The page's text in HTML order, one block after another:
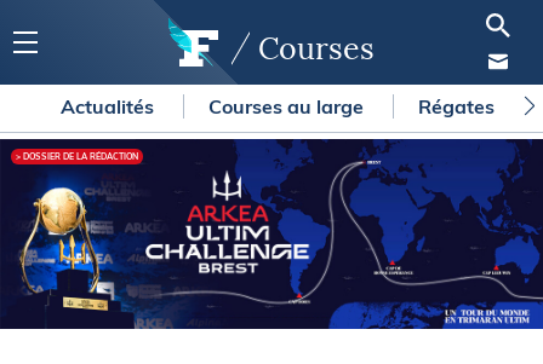
Courses
Actualités Courses au large Régates
> DOSSIER DE LA RÉDACTION